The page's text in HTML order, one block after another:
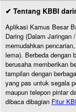
✔ Tentang KBBI
Aplikasi Kamus Besar
Daring (Dalam Jaringan /
memudahkan
lema). Berbeda dengan
berusaha memberikan
tampilan dengan
yang pas untuk segala
maupun telepon pintar
dibaca dibagian Fitur